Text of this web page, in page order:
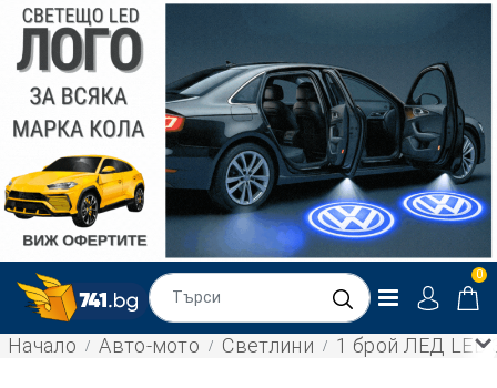
0
Начало Авто-мото Светлини 1 брой ЛЕД LED